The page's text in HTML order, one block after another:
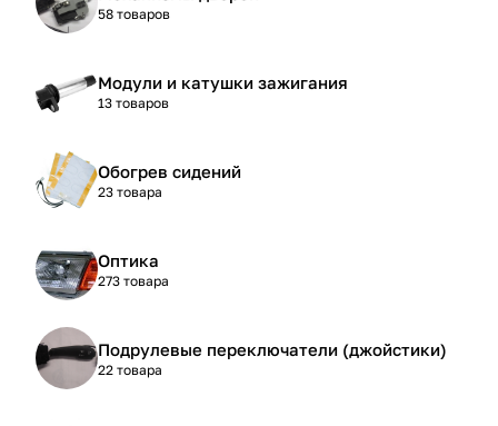
58 товаров
Модули и катушки зажигания
13 товаров
Обогрев сидений
23 товара
Оптика
273 товара
Подрулевые переключатели (джойстики)
22 товара